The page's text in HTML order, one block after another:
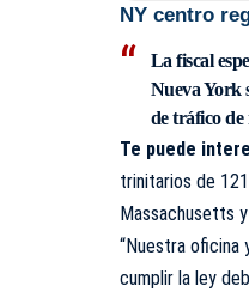
NY centro
La fiscal
Nueva York
de tráfico de
Te puede
trinitarios de
Massachusetts
“Nuestra oficina
cumplir la ley